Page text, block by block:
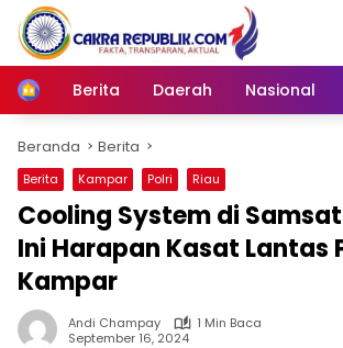
Langsung
konten
Home
Berita Daerah Nasional
Beranda Berita
Berita Kampar Polri Riau
Cooling System di
Ini Harapan Kasat Lantas
Kampar
Andi Champay
1 Min Baca
September 16, 2024